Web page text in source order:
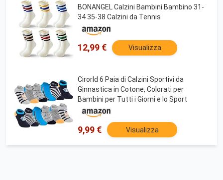
BONANGEL Calzini Bambini Bambino 31-
34 35-38 Calzini da Tennis
12,99 € Visualizza
Cirorld 6 Paia di Calzini Sportivi da
Ginnastica in Cotone, Colorati per
Bambini per Tutti i Giorni e lo Sport
9,99 € Visualizza